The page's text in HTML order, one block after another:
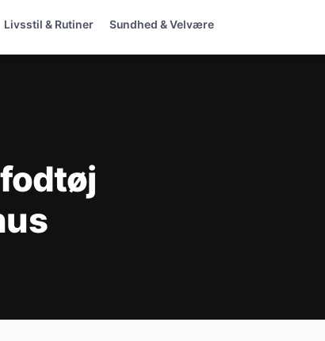
Livsstil & Rutiner Sundhed & Velvære